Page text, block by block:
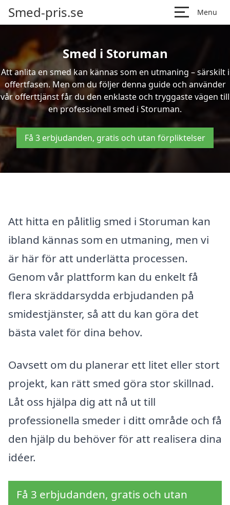
Smed-pris.se Menu
Smed i Storuman
Att anlita en smed kan kännas som en utmaning – särskilt i
offertfasen. Men om du följer denna guide och använder
vår offerttjänst får du den enklaste och tryggaste vägen till
en professionell smed i Storuman.
Få 3 erbjudanden, gratis och utan förpliktelser
Att hitta en pålitlig smed i Storuman kan
ibland kännas som en utmaning, men vi
är här för att underlätta processen.
Genom vår plattform kan du enkelt få
flera skräddarsydda erbjudanden på
smidestjänster, så att du kan göra det
bästa valet för dina behov.
Oavsett om du planerar ett litet eller stort
projekt, kan rätt smed göra stor skillnad.
Låt oss hjälpa dig att nå ut till
professionella smeder i ditt område och få
den hjälp du behöver för att realisera dina
idéer.
Få 3 erbjudanden, gratis och utan